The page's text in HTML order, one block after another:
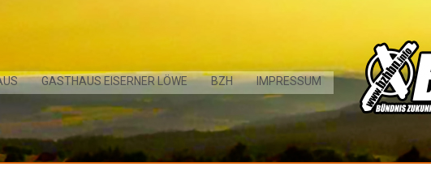
GASTHAUS EISERNER LÖWE BZH IMPRESSUM